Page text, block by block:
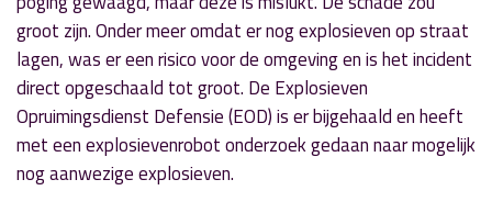
groot zijn. Onder meer omdat er nog explosieven op straat
lagen, was er een risico voor de omgeving en is het incident
direct opgeschaald tot groot. De Explosieven
Opruimingsdienst Defensie (EOD) is er bijgehaald en heeft
met een explosievenrobot onderzoek gedaan naar mogelijk
nog aanwezige explosieven.